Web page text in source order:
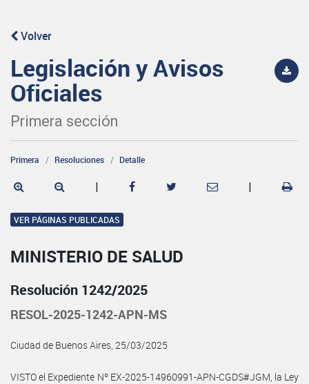
Volver
Legislación y Avisos
Oficiales
Primera sección
Primera Resoluciones Detalle
| |
VER PÁGINAS PUBLICADAS
MINISTERIO DE SALUD
Resolución 1242/2025
RESOL-2025-1242-APN-MS
Ciudad de Buenos Aires, 25/03/2025
VISTO el Expediente Nº EX-2025-14960991-APN-CGDS#JGM, la Ley